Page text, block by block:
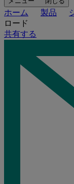
ホーム
製品
ロード
共有する